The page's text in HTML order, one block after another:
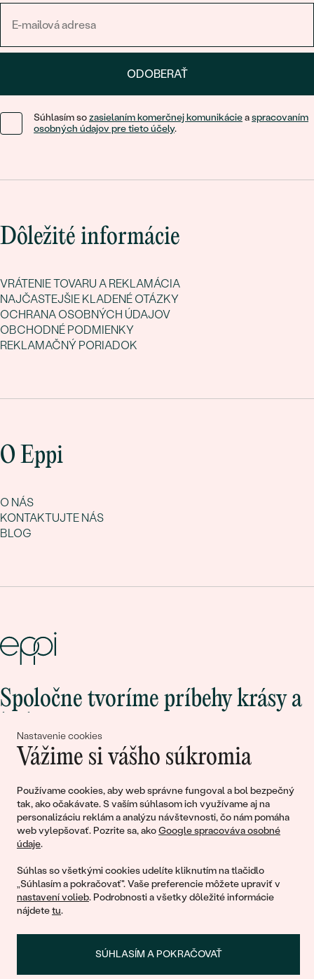
Nastavenie cookies
Vážime si vášho súkromia
Používame cookies, aby web správne fungoval a bol bezpečný
tak, ako očakávate. S vaším súhlasom ich využívame aj na
personalizáciu reklám a analýzu návštevnosti, čo nám pomáha
web vylepšovať. Pozrite sa, akoGoogle spracováva osobné
údaje.
Súhlas so všetkými cookies udelíte kliknutím na tlačidlo
„Súhlasím a pokračovať". Vaše preferencie môžete upraviť v
nastavení volieb. Podrobnosti a všetky dôležité informácie
nájdetetu.
SÚHLASÍM A POKRAČOVAŤ
ODOBERAŤ
Súhlasím sozasielaním komerčnej komunikácieaspracovaním
osobných údajov pre tieto účely.
Dôležité informácie
VRÁTENIE TOVARU A REKLAMÁCIA
NAJČASTEJŠIE KLADENÉ OTÁZKY
OCHRANA OSOBNÝCH ÚDAJOV
OBCHODNÉ PODMIENKY
REKLAMAČNÝ PORIADOK
O Eppi
O NÁS
KONTAKTUJTE NÁS
BLOG
Spoločne tvoríme príbehy krásy a
Pripojte sa k nám!
© 2011 - 2026, Eppi.sk